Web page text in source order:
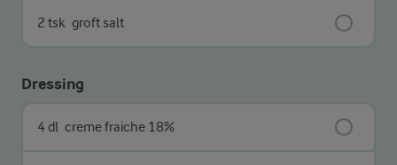
2 tsk groft salt
Dressing
4 dl creme fraiche 18%